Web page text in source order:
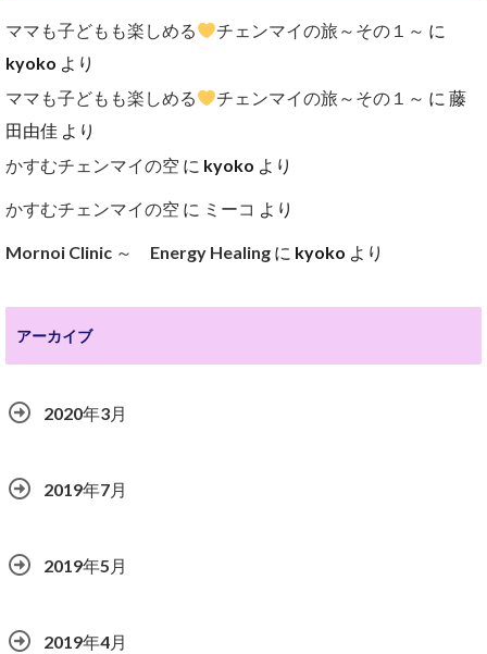
ママも子どもも楽しめる チェンマイの旅～その１～ に
kyoko より
ママも子どもも楽しめる
チェンマイの旅～その１～ に藤
田由佳 より
かすむチェンマイの空 に kyoko より
かすむチェンマイの空 に ミーコ より
Mornoi Clinic ～ Energy Healing に kyoko より
アーカイブ
2020年3月
2019年7月
2019年5月
2019年4月